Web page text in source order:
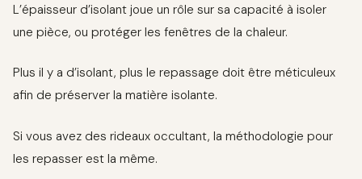
L’épaisseur d’isolant joue un rôle sur sa capacité à isoler
une pièce, ou protéger les fenêtres de la chaleur.
Plus il y a d’isolant, plus le repassage doit être méticuleux
afin de préserver la matière isolante.
Si vous avez des rideaux occultant, la méthodologie pour
les repasser est la même.